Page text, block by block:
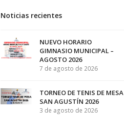
Noticias recientes
NUEVO HORARIO
GIMNASIO MUNICIPAL –
AGOSTO 2026
7 de agosto de 2026
TORNEO DE TENIS DE MESA
SAN AGUSTÍN 2026
3 de agosto de 2026